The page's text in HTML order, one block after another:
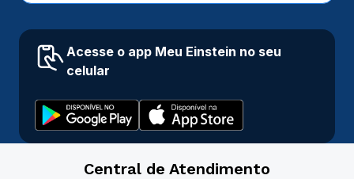
Acesse o app Meu Einstein no seu
celular
Central de Atendimento